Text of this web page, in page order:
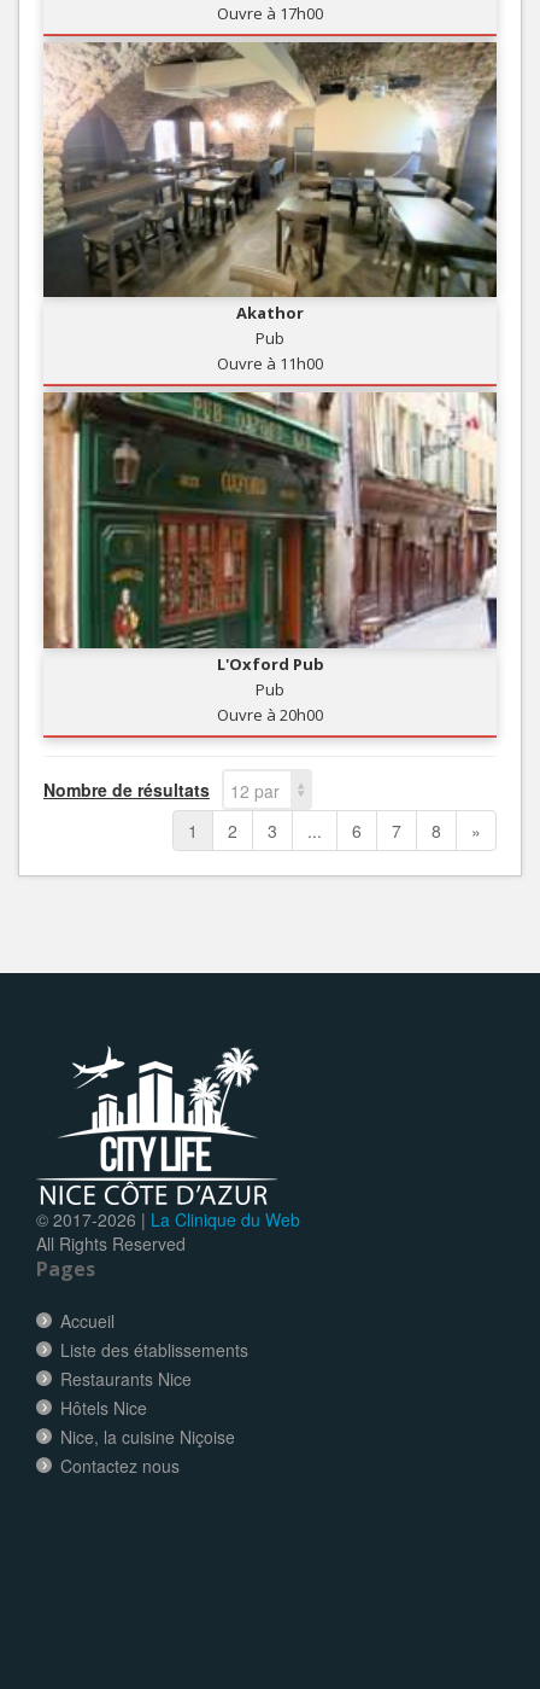
Ouvre à 17h00
Akathor
Pub
Ouvre à 11h00
L'Oxford Pub
Pub
Ouvre à 20h00
Nombre de résultats
12 par
page
1 2 3 ... 6 7 8 »
© 2017-2026 | La Clinique du Web
All Rights Reserved
Pages
Accueil
Liste des établissements
Restaurants Nice
Hôtels Nice
Nice, la cuisine Niçoise
Contactez nous